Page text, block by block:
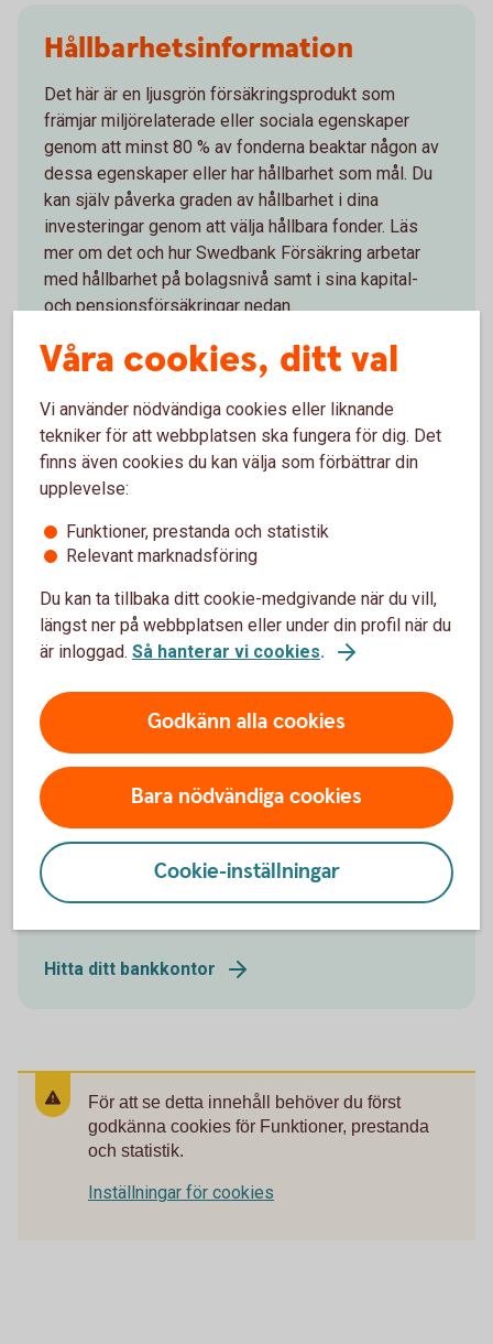
Hållbarhetsinformation
Det här är en ljusgrön försäkringsprodukt som
främjar miljörelaterade eller sociala egenskaper
genom att minst 80 % av fonderna beaktar någon av
dessa egenskaper eller har hållbarhet som mål. Du
kan själv påverka graden av hållbarhet i dina
investeringar genom att välja hållbara fonder. Läs
mer om det och hur Swedbank Försäkring arbetar
med hållbarhet på bolagsnivå samt i sina kapital-
och pensionsförsäkringar nedan.
Hållbart sparande och hållbara fonder
Swedbank Försäkrings hållbarhetsarbete
Börja spara i Kapitalspar Barn
Ring oss
Öppet vardagar 08.00-18.00. Stängt helger och röda
Ring 0430-735 00
Hitta ditt bankkontor
För att se detta innehåll behöver du först
godkänna cookies för Funktioner, prestanda
och statistik.
Inställningar för cookies
Våra cookies, ditt val
Vi använder nödvändiga cookies eller liknande
tekniker för att webbplatsen ska fungera för dig. Det
finns även cookies du kan välja som förbättrar din
upplevelse:
Funktioner, prestanda och statistik
Relevant marknadsföring
Du kan ta tillbaka ditt cookie-medgivande när du vill,
längst ner på webbplatsen eller under din profil när du
är inloggad. Så hanterar vi cookies.
Godkänn alla cookies
Bara nödvändiga cookies
Cookie-inställningar